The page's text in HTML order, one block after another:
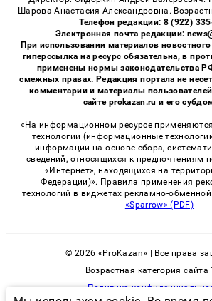
Шарова Анастасия Александровна.
Телефон редакции: 8 (922)
Электронная почта редакции:
При использовании материалов
гиперссылка на ресурс обязательна, в
применены нормы законодательства
смежных правах. Редакция портала не
комментарии и материалы
сайте prokazan.ru и его
«На информационном ресурсе
технологии (информационные
информации на основе сбора,
сведений, относящихся к предпочтениям
«Интернет», находящихся на
Федерации)». Правила применения
технологий в виджетах рекламно-
«Sparrow» (PDF)
© 2026 «ProKazan» | Все права
Возрастная категория сайта
Политика